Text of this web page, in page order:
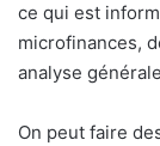
ce qui est
microfinances,
analyse
On peut faire